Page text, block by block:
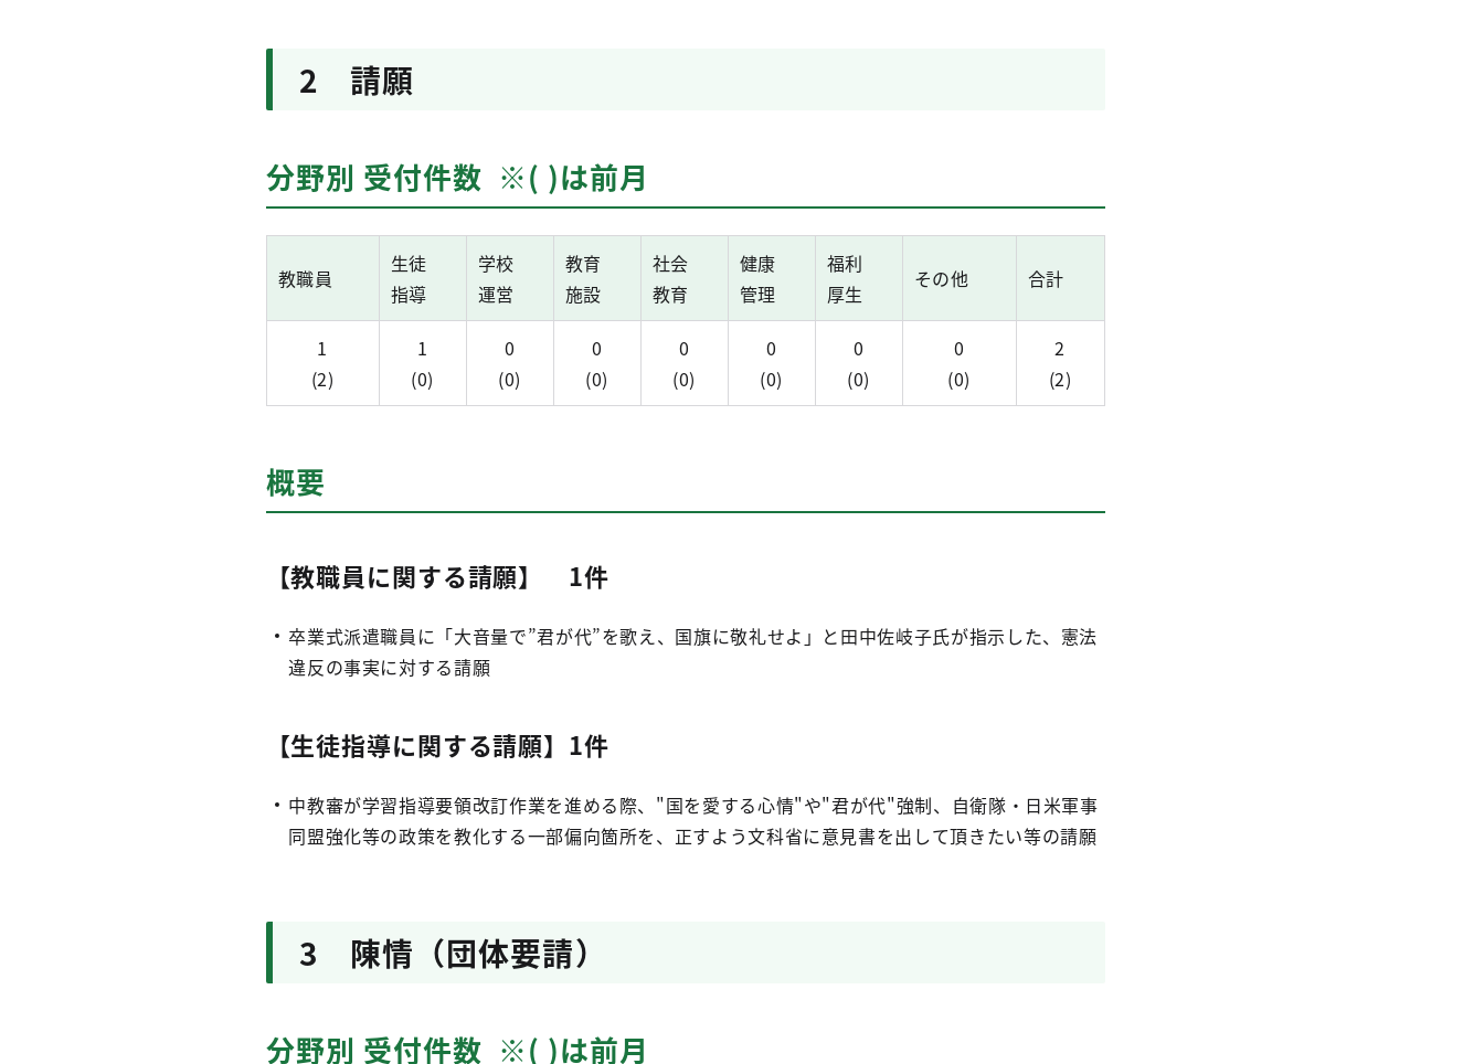
2 請願
分野別 受付件数 ※( )は前月
教職員
生徒
指導
学校
運営
教育
施設
社会
教育
健康
管理
福利
厚生
その他 合計
1
(2)
1
(0)
0
(0)
0
(0)
0
(0)
0
(0)
0
(0)
0
(0)
2
(2)
概要
【教職員に関する請願】 1件
卒業式派遣職員に「大音量で”君が代”を歌え、国旗に敬礼せよ」と田中佐岐子氏が指示した、憲法
違反の事実に対する請願
【生徒指導に関する請願】1件
中教審が学習指導要領改訂作業を進める際、"国を愛する心情"や"君が代"強制、自衛隊・日米軍事
同盟強化等の政策を教化する一部偏向箇所を、正すよう文科省に意見書を出して頂きたい等の請願
3 陳情（団体要請）
分野別 受付件数 ※( )は前月